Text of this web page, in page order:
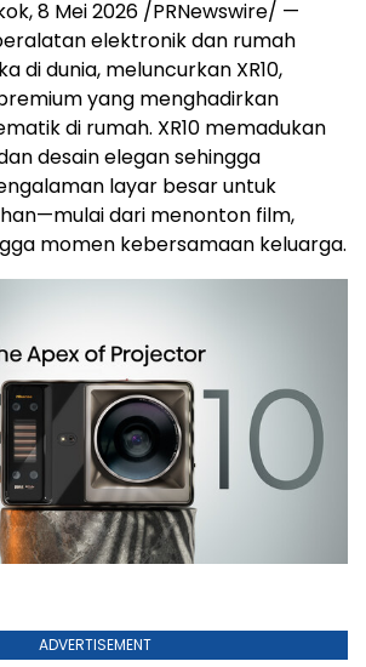
8 Mei 2026 /PRNewswire/ —
elektronik dan rumah
di dunia, meluncurkan XR10,
yang menghadirkan
di rumah. XR10 memadukan
desain elegan sehingga
layar besar untuk
dari menonton film,
momen kebersamaan keluarga.
ADVERTISEMENT